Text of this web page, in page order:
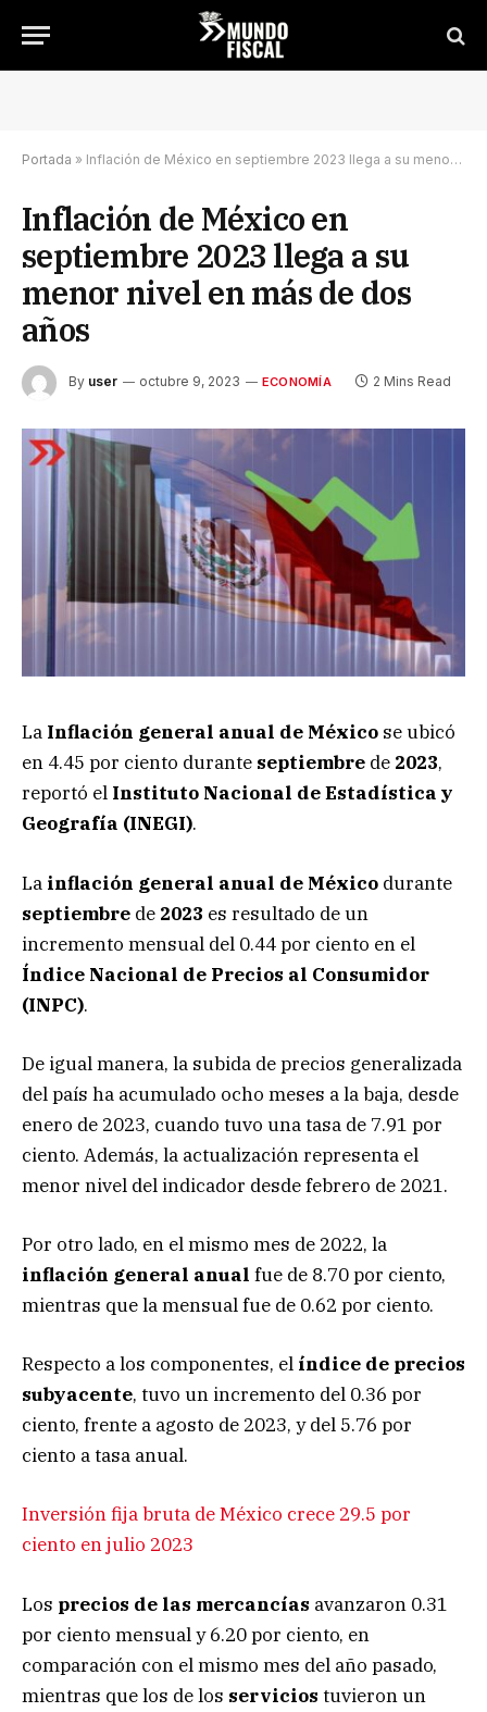
Portada » Inflación de México en septiembre 2023 llega a su menor nivel en más de dos años
Inflación de México en
septiembre 2023 llega a su
menor nivel en más de dos
años
By user octubre 9, 2023 ECONOMÍA 2 Mins Read
La Inflación general anual de México se ubicó
en 4.45 por ciento durante septiembre de 2023,
reportó el Instituto Nacional de Estadística y
Geografía (INEGI).
La inflación general anual de México durante
septiembre de 2023 es resultado de un
incremento mensual del 0.44 por ciento en el
Índice Nacional de Precios al Consumidor
(INPC).
De igual manera, la subida de precios generalizada
del país ha acumulado ocho meses a la baja, desde
enero de 2023, cuando tuvo una tasa de 7.91 por
ciento. Además, la actualización representa el
menor nivel del indicador desde febrero de 2021.
Por otro lado, en el mismo mes de 2022, la
inflación general anual fue de 8.70 por ciento,
mientras que la mensual fue de 0.62 por ciento.
Respecto a los componentes, el índice de precios
subyacente, tuvo un incremento del 0.36 por
ciento, frente a agosto de 2023, y del 5.76 por
ciento a tasa anual.
Inversión fija bruta de México crece 29.5 por
ciento en julio 2023
Los precios de las mercancías avanzaron 0.31
por ciento mensual y 6.20 por ciento, en
comparación con el mismo mes del año pasado,
mientras que los de los servicios tuvieron un